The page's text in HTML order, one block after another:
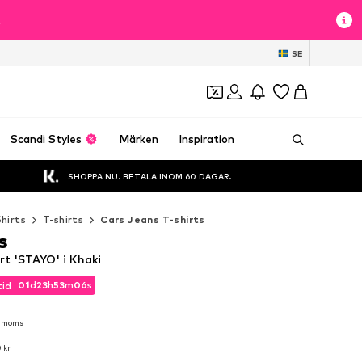
SE
Scandi Styles Märken Inspiration
SHOPPA NU. BETALA INOM 60 DAGAR.
T-shirts Cars Jeans T-shirts
01d23h53m03s
moms
kr
01d23h53m03s
'STAYO' i Khaki